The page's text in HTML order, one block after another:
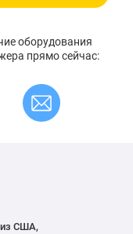
оборудования
прямо сейчас:
из США,